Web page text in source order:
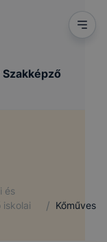
és
/ Kőműves